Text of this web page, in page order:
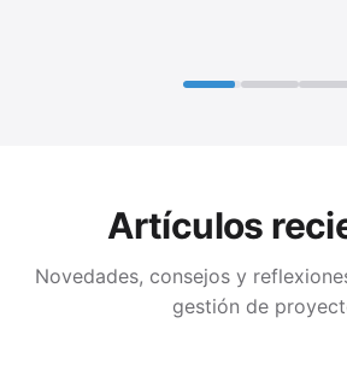
Artículos
Novedades, consejos y
gestión de